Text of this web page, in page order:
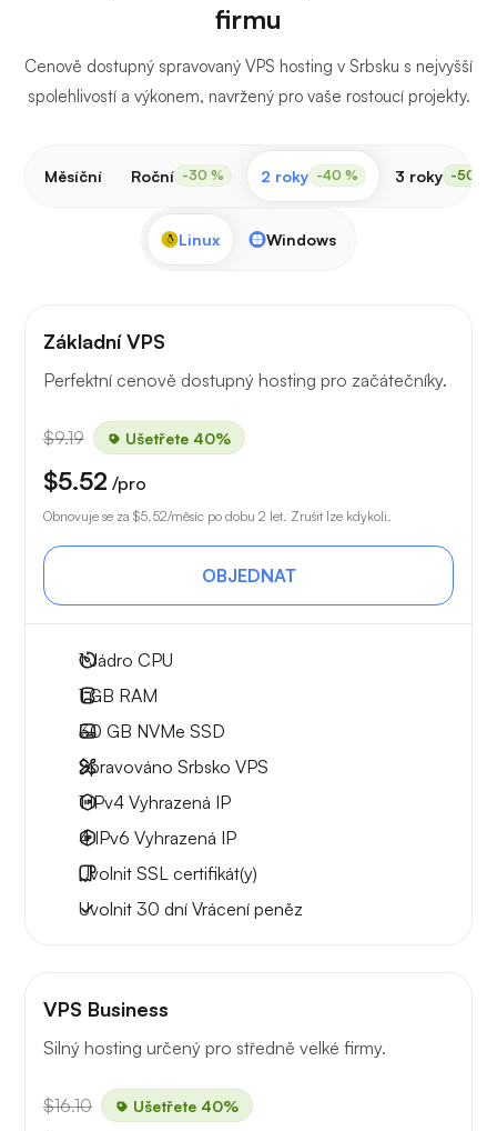
firmu
Cenově dostupný spravovaný VPS hosting v Srbsku s nejvyšší
spolehlivostí a výkonem, navržený pro vaše rostoucí projekty.
Měsíční Roční -30 % 2 roky -40 % 3 roky -50 %
Linux Windows
Základní VPS
Perfektní cenově dostupný hosting pro začátečníky.
$9.19 Ušetřete 40%
$5.52 /pro
Obnovuje se za $5.52/měsíc po dobu 2 let. Zrušit lze kdykoli.
OBJEDNAT
1Jádro CPU
1 GB RAM
30 GB NVMe SSD
Spravováno Srbsko VPS
1 IPv4 Vyhrazená IP
4 IPv6 Vyhrazená IP
Uvolnit SSL certifikát(y)
Uvolnit 30 dní Vrácení peněz
VPS Business
Silný hosting určený pro středně velké firmy.
$16.10 Ušetřete 40%